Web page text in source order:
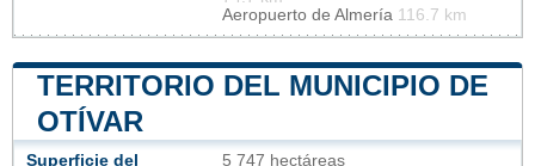
Aeropuerto de Almería 116.7 km
TERRITORIO DEL MUNICIPIO DE
OTÍVAR
Superficie del
5 747 hectáreas